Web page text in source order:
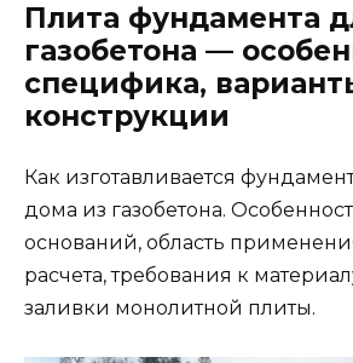
Плита фундамента
газобетона —
специфика,
конструкции
Как изготавливается
дома из газобетона.
оснований, область
расчета, требования к
заливки монолитной плиты.